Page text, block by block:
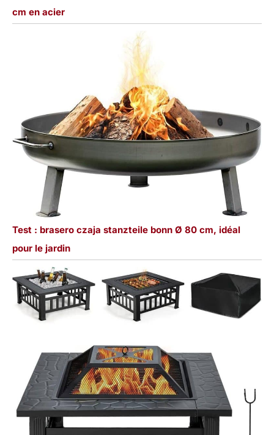
cm en acier
Test : brasero czaja stanzteile bonn Ø 80 cm, idéal
pour le jardin